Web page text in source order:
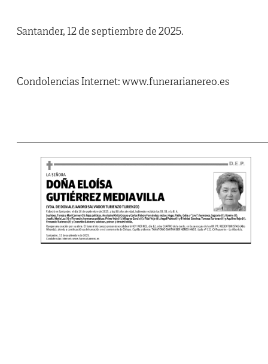
Santander, 12 de septiembre de 2025.
Condolencias Internet: www.funerarianereo.es